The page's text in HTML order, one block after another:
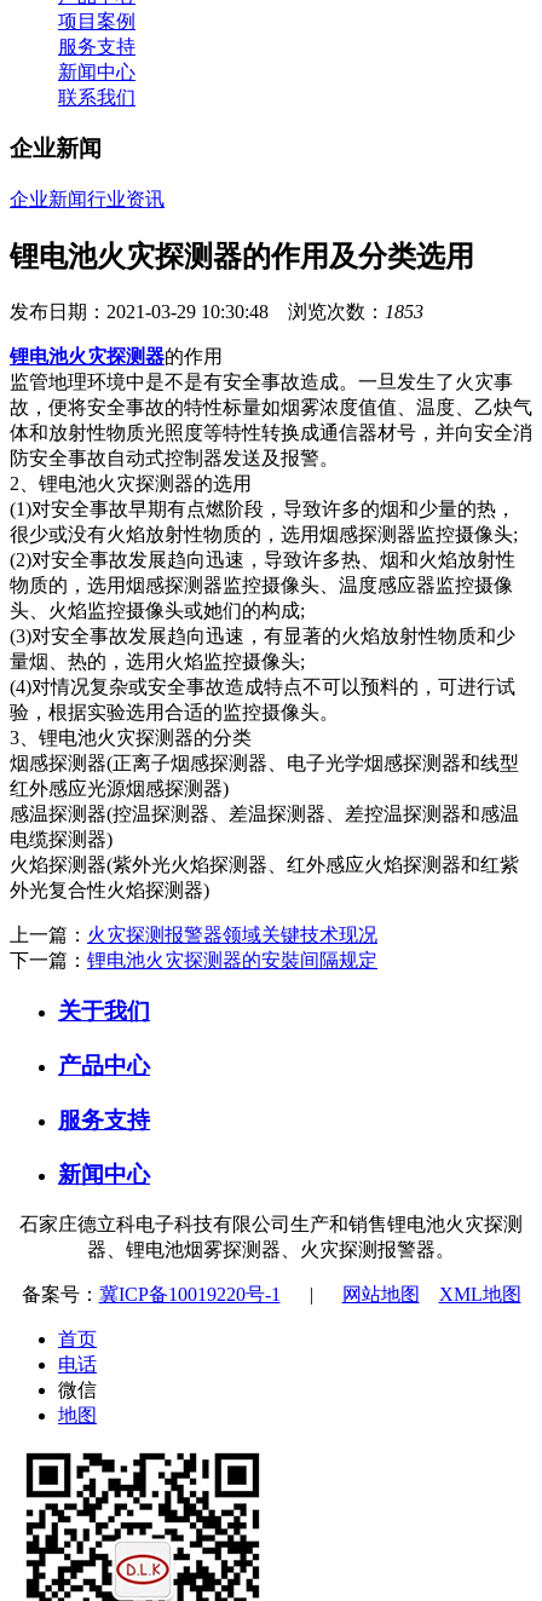
项目案例
服务支持
新闻中心
联系我们
企业新闻
企业新闻行业资讯
锂电池火灾探测器的作用及分类选用
发布日期：2021-03-29 10:30:48 浏览次数： 1853
锂电池火灾探测器的作用
监管地理环境中是不是有安全事故造成。一旦发生了火灾事
故，便将安全事故的特性标量如烟雾浓度值值、温度、乙炔气
体和放射性物质光照度等特性转换成通信器材号，并向安全消
防安全事故自动式控制器发送及报警。
2、锂电池火灾探测器的选用
(1)对安全事故早期有点燃阶段，导致许多的烟和少量的热，
很少或没有火焰放射性物质的，选用烟感探测器监控摄像头;
(2)对安全事故发展趋向迅速，导致许多热、烟和火焰放射性
物质的，选用烟感探测器监控摄像头、温度感应器监控摄像
头、火焰监控摄像头或她们的构成;
(3)对安全事故发展趋向迅速，有显著的火焰放射性物质和少
量烟、热的，选用火焰监控摄像头;
(4)对情况复杂或安全事故造成特点不可以预料的，可进行试
验，根据实验选用合适的监控摄像头。
3、锂电池火灾探测器的分类
烟感探测器(正离子烟感探测器、电子光学烟感探测器和线型
红外感应光源烟感探测器)
感温探测器(控温探测器、差温探测器、差控温探测器和感温
电缆探测器)
火焰探测器(紫外光火焰探测器、红外感应火焰探测器和红紫
外光复合性火焰探测器)
上一篇： 火灾探测报警器领域关键技术现况
下一篇： 锂电池火灾探测器的安裝间隔规定
关于我们
产品中心
服务支持
新闻中心
石家庄德立科电子科技有限公司生产和销售锂电池火灾探测
器、锂电池烟雾探测器、火灾探测报警器。
备案号： 冀ICP备10019220号-1 | 网站地图 XML地图
首页
电话
微信
地图